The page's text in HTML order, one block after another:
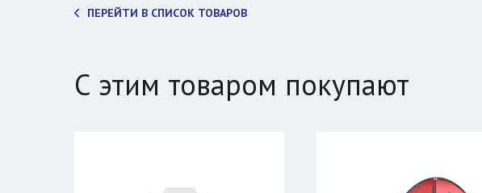
ПЕРЕЙТИ В СПИСОК ТОВАРОВ
С этим товаром покупают